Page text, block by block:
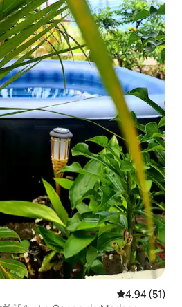
レビュー51
4.94 (51)